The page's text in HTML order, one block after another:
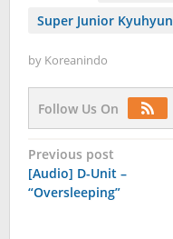
Super Junior Kyuhyun
by Koreanindo
Follow Us On
Post
navigation
Previous post
[Audio] D-Unit –
“Oversleeping”